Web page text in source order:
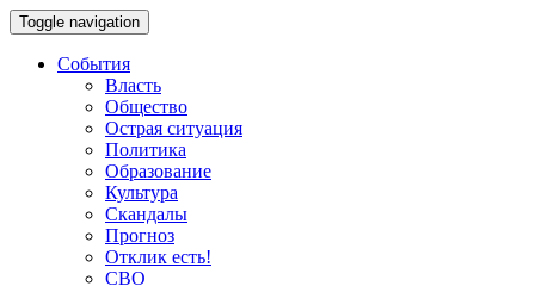
Toggle navigation
События
Власть
Общество
Острая ситуация
Политика
Образование
Культура
Скандалы
Прогноз
Отклик есть!
СВО